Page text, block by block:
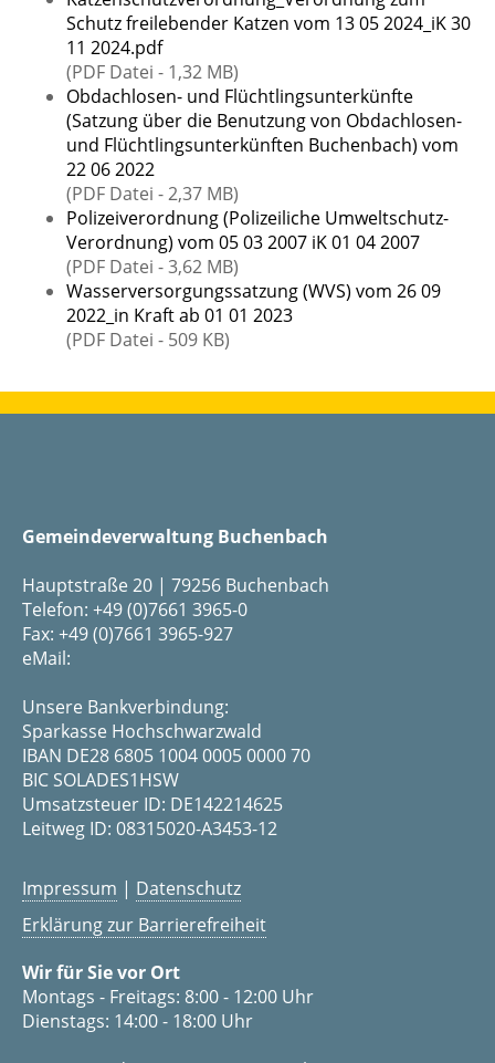
Schutz freilebender Katzen vom 13 05 2024_iK 30
11 2024.pdf
(PDF Datei - 1,32 MB)
Obdachlosen- und Flüchtlingsunterkünfte
(Satzung über die Benutzung von Obdachlosen-
und Flüchtlingsunterkünften Buchenbach) vom
22 06 2022
(PDF Datei - 2,37 MB)
Polizeiverordnung (Polizeiliche Umweltschutz-
Verordnung) vom 05 03 2007 iK 01 04 2007
(PDF Datei - 3,62 MB)
Wasserversorgungssatzung (WVS) vom 26 09
2022_in Kraft ab 01 01 2023
(PDF Datei - 509 KB)
Gemeindeverwaltung Buchenbach
Hauptstraße 20 | 79256 Buchenbach
Telefon: +49 (0)7661 3965-0
Fax: +49 (0)7661 3965-927
eMail:
Unsere Bankverbindung:
Sparkasse Hochschwarzwald
IBAN DE28 6805 1004 0005 0000 70
BIC SOLADES1HSW
Umsatzsteuer ID: DE142214625
Leitweg ID: 08315020-A3453-12
Impressum | Datenschutz
Erklärung zur Barrierefreiheit
Wir für Sie vor Ort
Montags - Freitags: 8:00 - 12:00 Uhr
Dienstags: 14:00 - 18:00 Uhr